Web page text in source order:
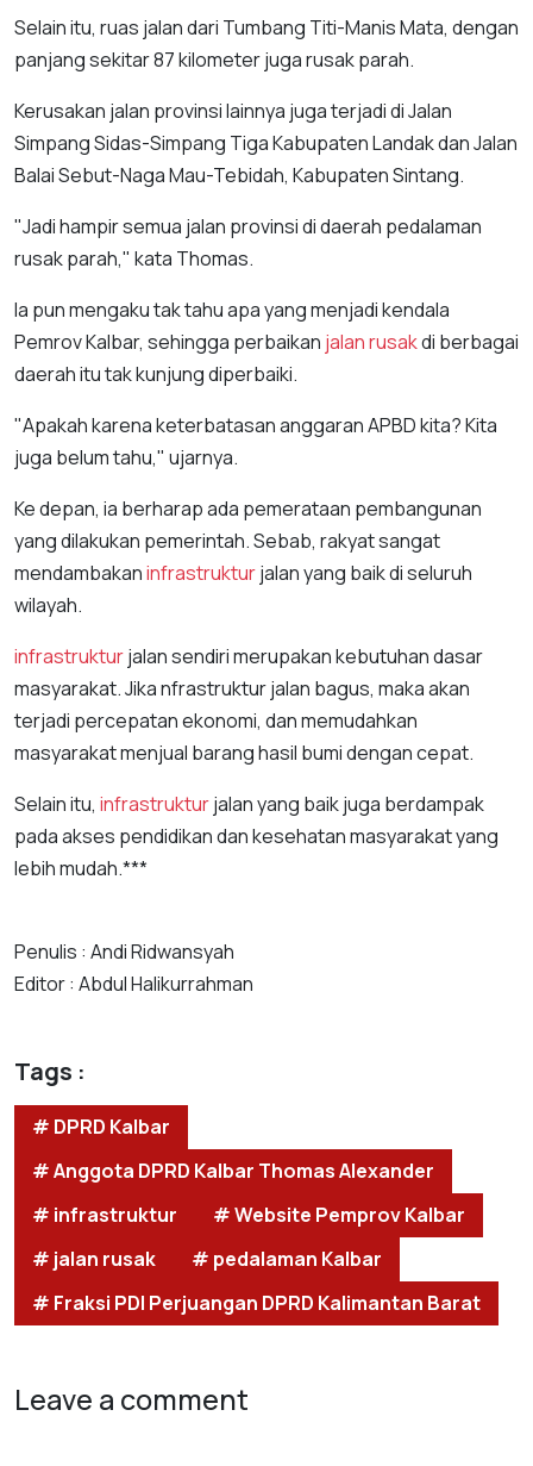
Selain itu, ruas jalan dari Tumbang Titi-Manis Mata, dengan
panjang sekitar 87 kilometer juga rusak parah.
Kerusakan jalan provinsi lainnya juga terjadi di Jalan
Simpang Sidas-Simpang Tiga Kabupaten Landak dan Jalan
Balai Sebut-Naga Mau-Tebidah, Kabupaten Sintang.
"Jadi hampir semua jalan provinsi di daerah pedalaman
rusak parah," kata Thomas.
Ia pun mengaku tak tahu apa yang menjadi kendala
Pemrov Kalbar, sehingga perbaikan jalan rusakdi berbagai
daerah itu tak kunjung diperbaiki.
"Apakah karena keterbatasan anggaran APBD kita? Kita
juga belum tahu," ujarnya.
Ke depan, ia berharap ada pemerataan pembangunan
yang dilakukan pemerintah. Sebab, rakyat sangat
mendambakaninfrastrukturjalan yang baik di seluruh
wilayah.
infrastrukturjalan sendiri merupakan kebutuhan dasar
masyarakat. Jika nfrastruktur jalan bagus, maka akan
terjadi percepatan ekonomi, dan memudahkan
masyarakat menjual barang hasil bumi dengan cepat.
Selain itu, infrastrukturjalan yang baik juga berdampak
pada akses pendidikan dan kesehatan masyarakat yang
lebih mudah.***
Penulis : Andi Ridwansyah
Editor : Abdul Halikurrahman
Tags :
# DPRD Kalbar
# Anggota DPRD Kalbar Thomas Alexander
# infrastruktur
# Website Pemprov Kalbar
# jalan rusak
# pedalaman Kalbar
# Fraksi PDI Perjuangan DPRD Kalimantan Barat
Leave a comment